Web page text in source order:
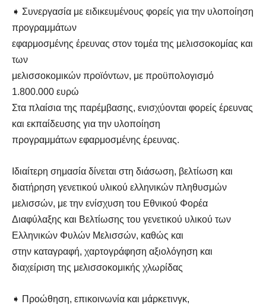
➧ Συνεργασία με ειδικευμένους φορείς για την υλοποίηση
προγραμμάτων
εφαρμοσμένης έρευνας στον τομέα της μελισσοκομίας και
των
μελισσοκομικών προϊόντων, με προϋπολογισμό
1.800.000 ευρώ
Στα πλαίσια της παρέμβασης, ενισχύονται φορείς έρευνας
και εκπαίδευσης για την υλοποίηση
προγραμμάτων εφαρμοσμένης έρευνας.
Ιδιαίτερη σημασία δίνεται στη διάσωση, βελτίωση και
διατήρηση γενετικού υλικού ελληνικών πληθυσμών
μελισσών, με την ενίσχυση του Εθνικού Φορέα
Διαφύλαξης και Βελτίωσης του γενετικού υλικού των
Ελληνικών Φυλών Μελισσών, καθώς και
στην καταγραφή, χαρτογράφηση αξιολόγηση και
διαχείριση της μελισσοκομικής χλωρίδας
➧ Προώθηση, επικοινωνία και μάρκετινγκ,